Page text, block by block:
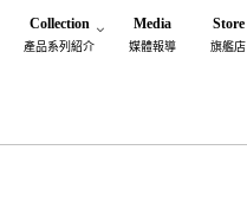
Collection
產品系列紹介
Media
媒體報導
Store
旗艦店